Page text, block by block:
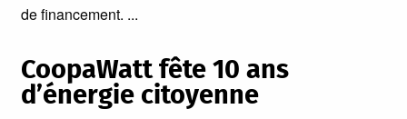
de financement.
CoopaWatt fête 10 ans
d’énergie citoyenne